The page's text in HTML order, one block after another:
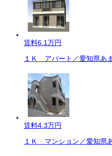
賃料6.1万円
１Ｋ アパート／愛知県あ
賃料4.3万円
１Ｋ マンション／愛知県